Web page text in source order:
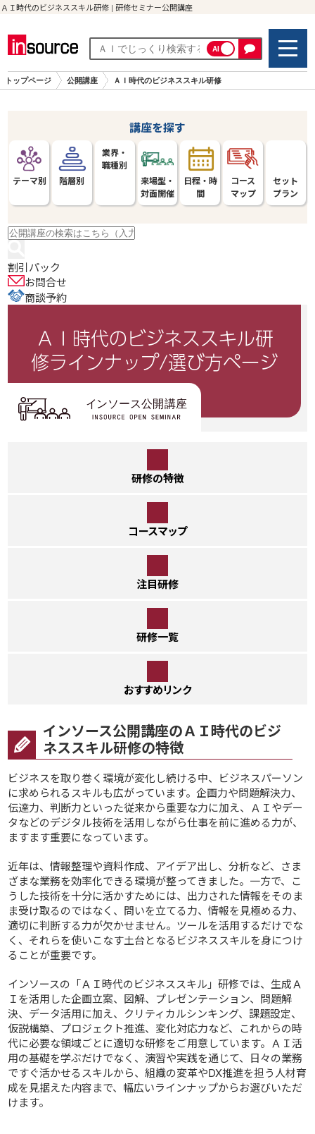
ＡＩ時代のビジネススキル研修 | 研修セミナー公開講座
AI
トップページ 公開講座 ＡＩ時代のビジネススキル研修
講座を探す
テーマ別 階層別
業界・
職種別
来場型・
対面開催
日程・時
間
コース
マップ
セット
プラン
割引パック
お問合せ
商談予約
ＡＩ時代のビジネススキル研
修ラインナップ/選び方ページ
研修の特徴
コースマップ
注目研修
研修一覧
おすすめリンク
インソース公開講座のＡＩ時代のビジ
ネススキル研修の特徴
ビジネスを取り巻く環境が変化し続ける中、ビジネスパーソン
に求められるスキルも広がっています。企画力や問題解決力、
伝達力、判断力といった従来から重要な力に加え、ＡＩやデー
タなどのデジタル技術を活用しながら仕事を前に進める力が、
ますます重要になっています。
近年は、情報整理や資料作成、アイデア出し、分析など、さま
ざまな業務を効率化できる環境が整ってきました。一方で、こ
うした技術を十分に活かすためには、出力された情報をそのま
ま受け取るのではなく、問いを立てる力、情報を見極める力、
適切に判断する力が欠かせません。ツールを活用するだけでな
く、それらを使いこなす土台となるビジネススキルを身につけ
ることが重要です。
インソースの「ＡＩ時代のビジネススキル」研修では、生成Ａ
Ｉを活用した企画立案、図解、プレゼンテーション、問題解
決、データ活用に加え、クリティカルシンキング、課題設定、
仮説構築、プロジェクト推進、変化対応力など、これからの時
代に必要な領域ごとに適切な研修をご用意しています。ＡＩ活
用の基礎を学ぶだけでなく、演習や実践を通じて、日々の業務
ですぐ活かせるスキルから、組織の変革やDX推進を担う人材育
成を見据えた内容まで、幅広いラインナップからお選びいただ
けます。